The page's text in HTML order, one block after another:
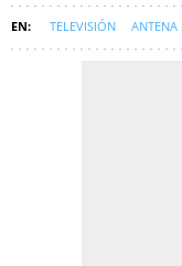
TELEVISIÓN ANTENA